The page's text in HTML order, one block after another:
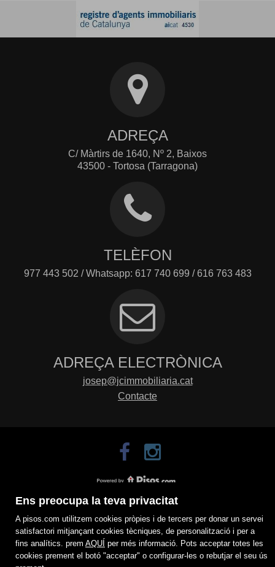
Ens preocupa la teva privacitat
A pisos.com utilitzem cookies pròpies i de tercers per donar un servei
satisfactori mitjançant cookies tècniques, de personalització i per a
fins analítics. prem AQUÍ per més informació. Pots acceptar totes les
cookies prement el botó "acceptar" o configurar-les o rebutjar el seu ús
ADREÇA
C/ Màrtirs de 1640, Nº 2, Baixos
43500 - Tortosa (Tarragona)
TELÈFON
977 443 502 / Whatsapp: 617 740 699 / 616 763 483
ADREÇA ELECTRÒNICA
josep@jcimmobiliaria.cat
Contacte